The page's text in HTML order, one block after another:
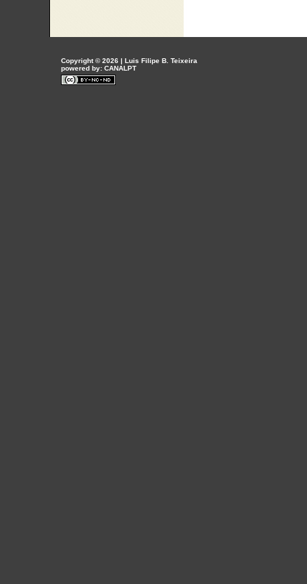
Copyright © 2026 | Luis Filipe B. Teixeira
powered by: CANALPT